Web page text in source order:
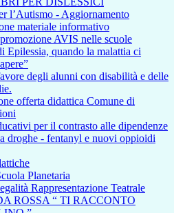
l’Autismo - Aggiornamento
materiale informativo
AVIS nelle scuole
Epilessia, quando la malattia ci
degli alunni con disabilità e delle
offerta didattica Comune di
per il contrasto alle dipendenze
droghe - fentanyl e nuovi oppioidi
Planetaria
Rappresentazione Teatrale
ROSSA “ TI RACCONTO